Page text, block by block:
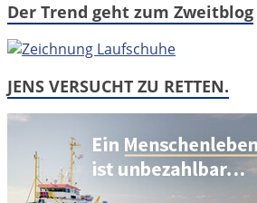
Der Trend geht zum Zweitblog
JENS VERSUCHT ZU RETTEN.